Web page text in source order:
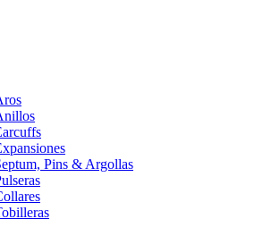
Pins & Argollas